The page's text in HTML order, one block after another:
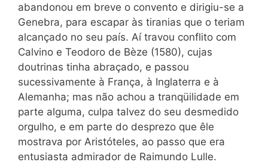
abandonou em breve o convento e dirigiu-se a
Genebra, para escapar às tiranias que o teriam
alcançado no seu país. Aí travou conflito com
Calvino e Teodoro de Bèze (1580), cujas
doutrinas tinha abraçado, e passou
sucessivamente à França, à Inglaterra e à
Alemanha; mas não achou a tranqüilidade em
parte alguma, culpa talvez do seu desmedido
orgulho, e em parte do desprezo que êle
mostrava por Aristóteles, ao passo que era
entusiasta admirador de Raimundo Lulle.